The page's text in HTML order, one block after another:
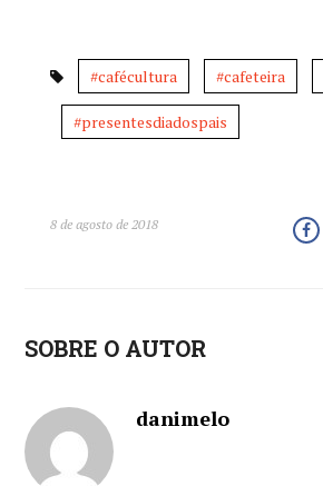
#cafécultura #cafeteira
#presentesdiadospais
8 de agosto de 2018
SOBRE O AUTOR
danimelo